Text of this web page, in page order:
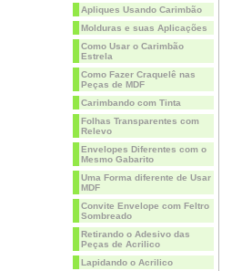
Apliques Usando Carimbão
Molduras e suas Aplicações
Como Usar o Carimbão
Estrela
Como Fazer Craquelê nas
Peças de MDF
Carimbando com Tinta
Folhas Transparentes com
Relevo
Envelopes Diferentes com o
Mesmo Gabarito
Uma Forma diferente de Usar
MDF
Convite Envelope com Feltro
Sombreado
Retirando o Adesivo das
Peças de Acrilico
Lapidando o Acrilico